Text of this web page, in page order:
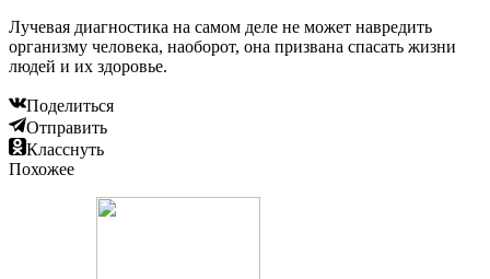
Лучевая диагностика на самом деле не может навредить
организму человека, наоборот, она призвана спасать жизни
людей и их здоровье.
Поделиться
Отправить
Класснуть
Похожее